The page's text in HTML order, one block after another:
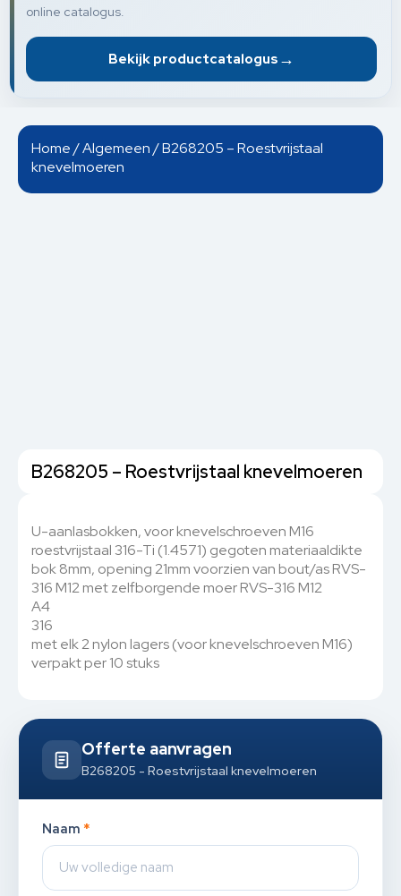
online catalogus.
Bekijk productcatalogus →
Home/Algemeen/ B268205 – Roestvrijstaal
knevelmoeren
B268205 – Roestvrijstaal knevelmoeren
U-aanlasbokken, voor knevelschroeven M16
roestvrijstaal 316-Ti (1.4571) gegoten materiaaldikte
bok 8mm, opening 21mm voorzien van bout/as RVS-
316 M12 met zelfborgende moer RVS-316 M12
A4
316
met elk 2 nylon lagers (voor knevelschroeven M16)
verpakt per 10 stuks
Offerte aanvragen
B268205 - Roestvrijstaal knevelmoeren
Naam *